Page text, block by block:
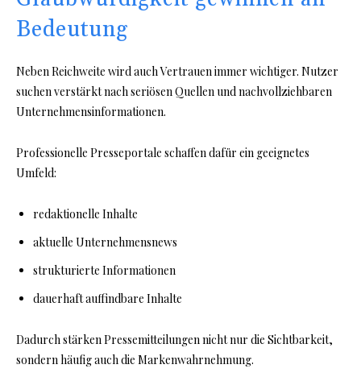
Bedeutung
Neben Reichweite wird auch Vertrauen immer wichtiger. Nutzer
suchen verstärkt nach seriösen Quellen und nachvollziehbaren
Unternehmensinformationen.
Professionelle Presseportale schaffen dafür ein geeignetes
Umfeld:
redaktionelle Inhalte
aktuelle Unternehmensnews
strukturierte Informationen
dauerhaft auffindbare Inhalte
Dadurch stärken Pressemitteilungen nicht nur die Sichtbarkeit,
sondern häufig auch die Markenwahrnehmung.